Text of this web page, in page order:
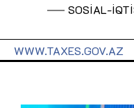
SOSİAL-
WWW.TAXES.GOV.AZ